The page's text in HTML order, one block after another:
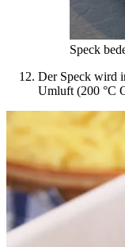
Speck
Der Speck wird
Umluft (200 °C